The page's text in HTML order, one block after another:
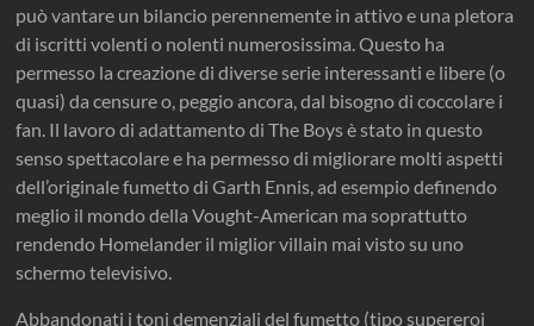
può vantare un bilancio perennemente in attivo e una pletora
di iscritti volenti o nolenti numerosissima. Questo ha
permesso la creazione di diverse serie interessanti e libere (o
quasi) da censure o, peggio ancora, dal bisogno di coccolare i
fan. Il lavoro di adattamento di The Boys è stato in questo
senso spettacolare e ha permesso di migliorare molti aspetti
dell’originale fumetto di Garth Ennis, ad esempio definendo
meglio il mondo della Vought-American ma soprattutto
rendendo Homelander il miglior villain mai visto su uno
schermo televisivo.
Abbandonati i toni demenziali del fumetto (tipo supereroi